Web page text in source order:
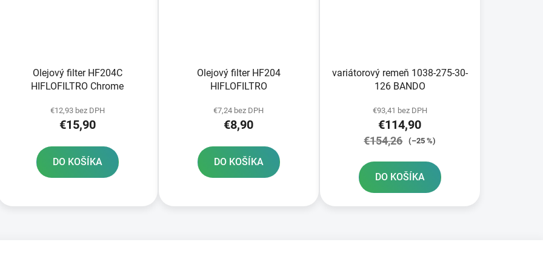
Olejový filter HF204C
HIFLOFILTRO Chrome
€12,93 bez DPH
€15,90
DO KOŠÍKA
Olejový filter HF204
HIFLOFILTRO
€7,24 bez DPH
€8,90
DO KOŠÍKA
variátorový remeň 1038-275-30-
126 BANDO
€93,41 bez DPH
€114,90
€154,26 (–25 %)
DO KOŠÍKA